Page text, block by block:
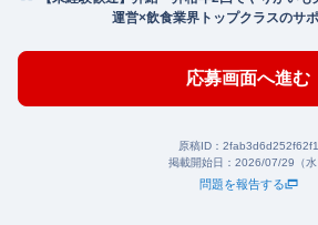
運営×飲食業界トップクラスのサ
応募画面へ進む
原稿ID： 2fab3d6d252f62f1
掲載開始日： 2026/07/29（水
問題を報告する